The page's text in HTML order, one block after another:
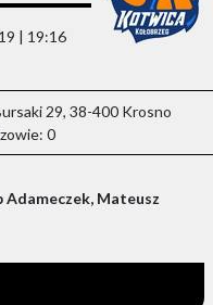
| 19:16
29, 38-400 Krosno
0
Mateusz